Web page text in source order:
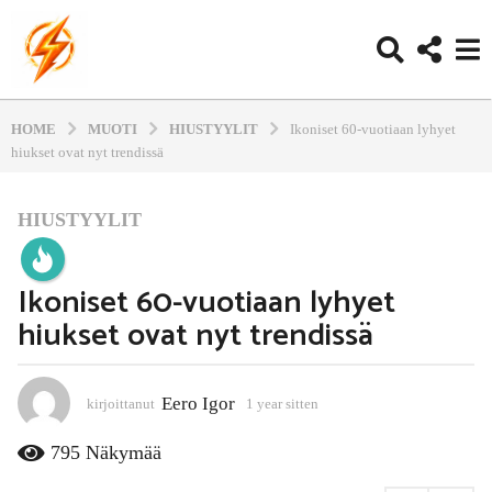
HOME MUOTI HIUSTYYLIT
Ikoniset 60-vuotiaan lyhyet
hiukset ovat nyt trendissä
1
y
e
r
t
e
HIUSTYYLIT
Ikoniset 60-vuotiaan lyhyet
hiukset ovat nyt trendissä
kirjoittanut Eero Igor 1 year sitten
795 Näkymää